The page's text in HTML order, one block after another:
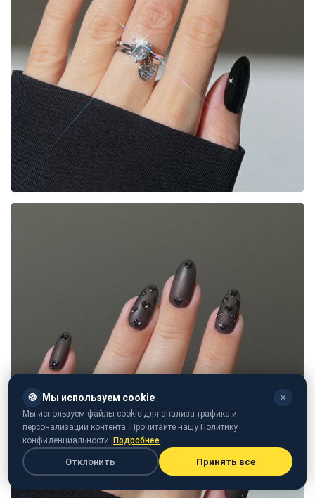
🍪 Мы используем cookie ✕
Мы используем файлы cookie для анализа трафика и
персонализации контента. Прочитайте нашу Политику
конфиденциальности. Подробнее
Отклонить Принять все